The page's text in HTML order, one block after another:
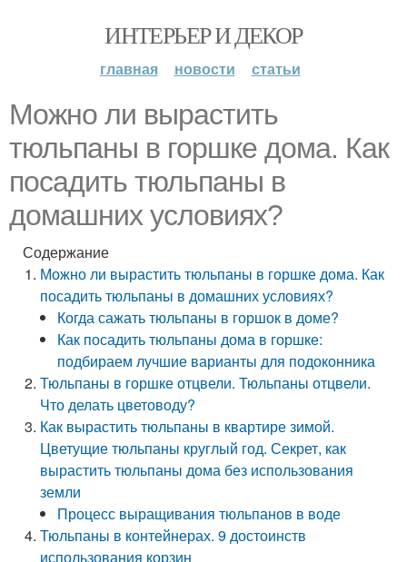
ИНТЕРЬЕР И ДЕКОР
главная новости статьи
Можно ли вырастить
тюльпаны в горшке дома. Как
посадить тюльпаны в
домашних условиях?
Содержание
Можно ли вырастить тюльпаны в горшке дома. Как
посадить тюльпаны в домашних условиях?
Когда сажать тюльпаны в горшок в доме?
Как посадить тюльпаны дома в горшке:
подбираем лучшие варианты для подоконника
Тюльпаны в горшке отцвели. Тюльпаны отцвели.
Что делать цветоводу?
Как вырастить тюльпаны в квартире зимой.
Цветущие тюльпаны круглый год. Секрет, как
вырастить тюльпаны дома без использования
земли
Процесс выращивания тюльпанов в воде
Тюльпаны в контейнерах. 9 достоинств
использования корзин